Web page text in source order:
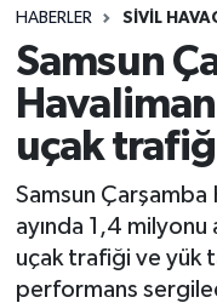
HABERLER SIVIL
Samsun
uçak
Samsun Çarşamba
ayında 1,4
uçak trafiği ve yük
performans